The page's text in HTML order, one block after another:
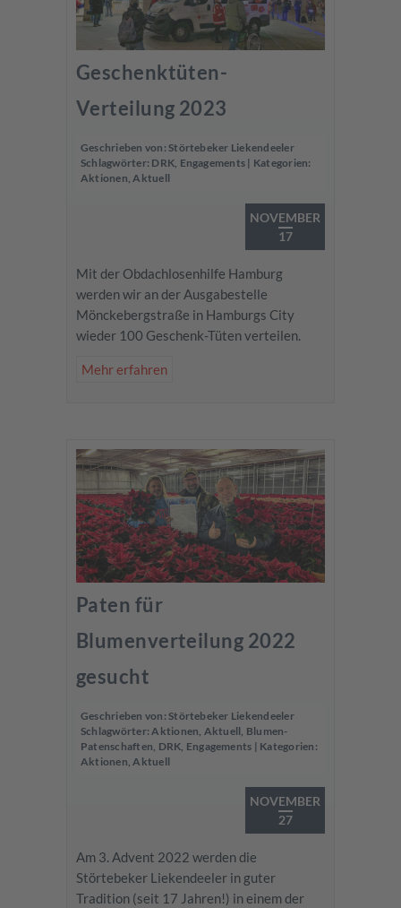
Geschenktüten-
Verteilung 2023
Geschrieben von: Störtebeker Liekendeeler
Schlagwörter: DRK Engagements | Kategorien:
Aktionen Aktuell
NOVEMBER
17
Mit der Obdachlosenhilfe Hamburg
werden wir an der Ausgabestelle
Mönckebergstraße in Hamburgs City
wieder 100 Geschenk-Tüten verteilen.
Mehr erfahren
Paten für
Blumenverteilung 2022
gesucht
Geschrieben von: Störtebeker Liekendeeler
Schlagwörter:Aktionen, Aktuell, Blumen-
Patenschaften, DRK, Engagements | Kategorien:
Aktionen,Aktuell
NOVEMBER
27
Am 3. Advent 2022 werden die
Störtebeker Liekendeeler in guter
Tradition (seit 17 Jahren!) in einem der